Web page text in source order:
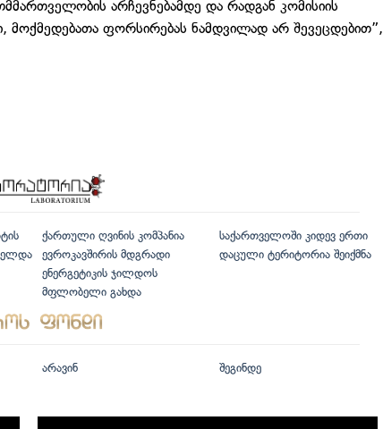
არჩევნებამდე და რადგან კომისიის
მოქმედებათა ფორსირებას ნამდვილად არ შევეცდებით”,
ქართული ღვინის კომპანია
ევროკავშირის მდგრადი
ენერგეტიკის ჯილდოს
მფლობელი გახდა
საქართველოში კიდევ ერთი
დაცული ტერიტორია შეიქმნა
არავინ შეგინდე